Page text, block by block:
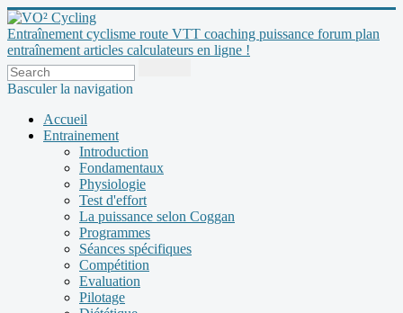
Entraînement cyclisme route VTT coaching puissance forum plan
entraînement articles calculateurs en ligne !
Basculer la navigation
Accueil
Entrainement
Introduction
Fondamentaux
Physiologie
Test d'effort
La puissance selon Coggan
Programmes
Séances spécifiques
Compétition
Evaluation
Pilotage